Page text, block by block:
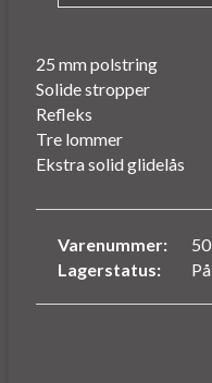
Varenummer:
Lagerstatus:
25 mm polstring
Solide stropper
Refleks
Tre lommer
Ekstra solid glidelås